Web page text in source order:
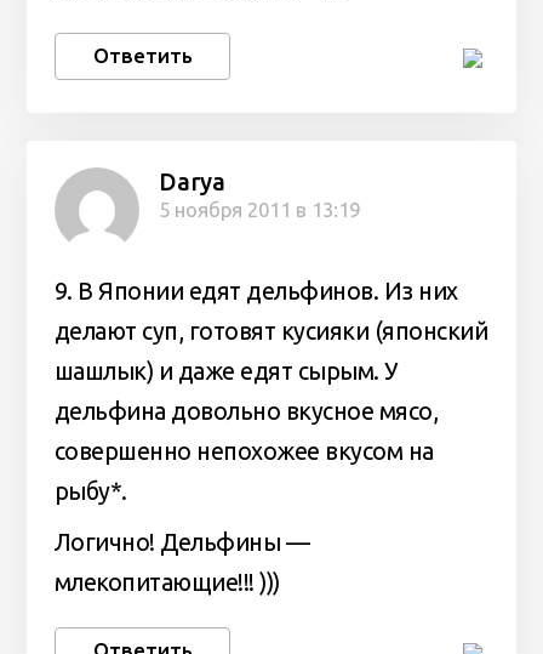
Ответить
Darya
5 ноября 2011 в 13:19
9. В Японии едят дельфинов. Из них
делают суп, готовят кусияки (японский
шашлык) и даже едят сырым. У
дельфина довольно вкусное мясо,
совершенно непохожее вкусом на
рыбу*.
Логично! Дельфины —
млекопитающие!!! )))